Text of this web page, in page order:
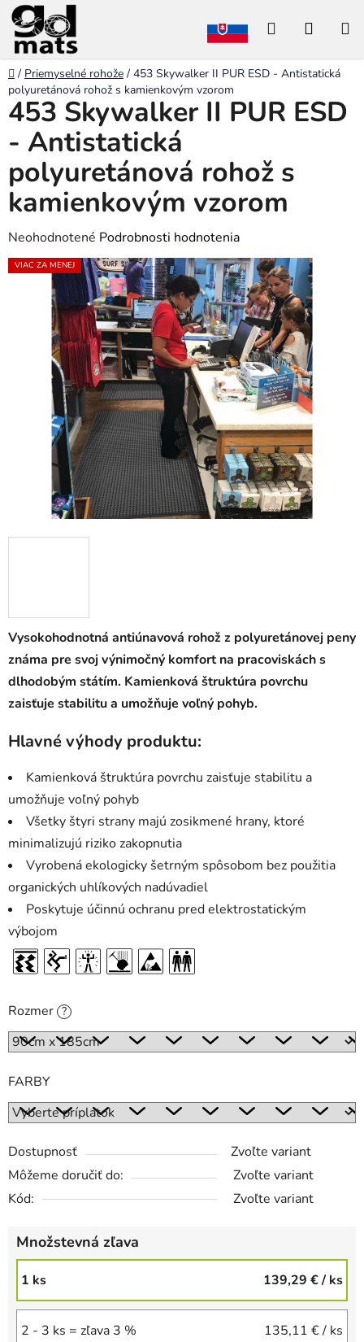
Prejsť
na
obsah
Hľadať
Domov
/ Priemyselné rohože / 453 Skywalker II PUR ESD - Antistatická
polyuretánová rohož s kamienkovým vzorom
Vysokohodnotná antiúnavová rohož z polyuretánovej peny
známa pre svoj výnimočný komfort na pracoviskách s
dlhodobým státím. Kamienková štruktúra povrchu
zaisťuje stabilitu a umožňuje voľný pohyb.
Hlavné výhody produktu:
Kamienková štruktúra povrchu zaisťuje stabilitu a
umožňuje voľný pohyb
Všetky štyri strany majú zosikmené hrany, ktoré
minimalizujú riziko zakopnutia
Vyrobená ekologicky šetrným spôsobom bez použitia
organických uhlíkových nadúvadiel
Poskytuje účinnú ochranu pred elektrostatickým
výbojom
Rozmer ?
FARBY
Dostupnosť
Zvoľte variant
Môžeme doručiť do:
Zvoľte variant
Kód:
Zvoľte variant
Množstevná zľava
1 ks 139,29 €/ ks
2 - 3 ks = zľava 3 % 135,11 €/ ks
453 Skywalker II PUR ESD
- Antistatická
polyuretánová rohož s
kamienkovým vzorom
Priemerné
hodnotenie
produktu
hviezdičiek.
Neohodnotené Podrobnosti hodnotenia
VIAC ZA MENEJ